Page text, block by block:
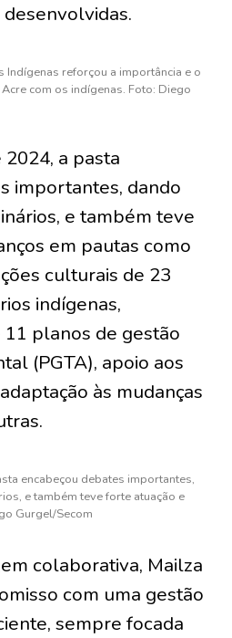
Indígenas reforçou a importância e o
com os indígenas. Foto: Diego
a pasta
importantes, dando
e também teve
em pautas como
culturais de 23
indígenas,
planos de gestão
(PGTA), apoio aos
às mudanças
encabeçou debates importantes,
e também teve forte atuação e
Gurgel/Secom
colaborativa, Mailza
com uma gestão
sempre focada